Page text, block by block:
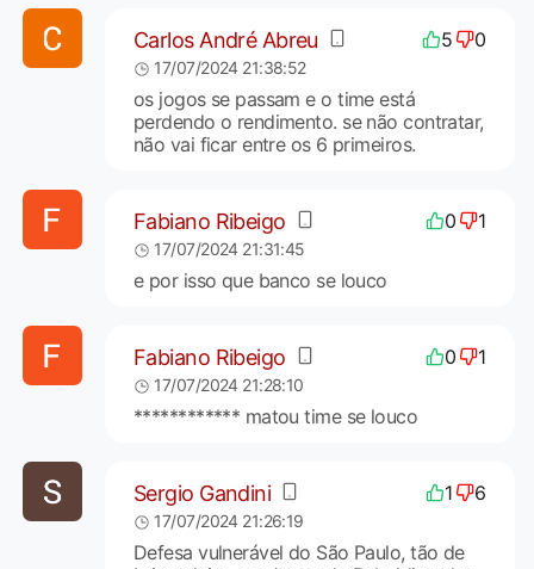
Carlos André Abreu 5 0
17/07/2024 21:38:52
os jogos se passam e o time está
perdendo o rendimento. se não contratar,
não vai ficar entre os 6 primeiros.
Fabiano Ribeigo 0 1
17/07/2024 21:31:45
e por isso que banco se louco
Fabiano Ribeigo 0 1
17/07/2024 21:28:10
************ matou time se louco
Sergio Gandini 1 6
17/07/2024 21:26:19
Defesa vulnerável do São Paulo, tão de